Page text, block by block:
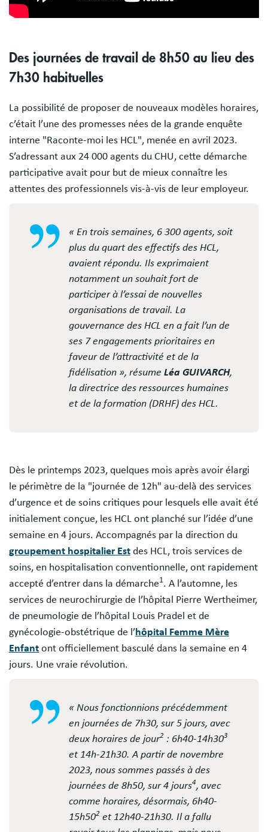
Des journées de travail de 8h50 au lieu des
7h30 habituelles
La possibilité de proposer de nouveaux modèles horaires,
c’était l’une des promesses nées de la grande enquête
interne "Raconte-moi les HCL", menée en avril 2023.
S’adressant aux 24 000 agents du CHU, cette démarche
participative avait pour but de mieux connaître les
attentes des professionnels vis-à-vis de leur employeur.
« En trois semaines, 6 300 agents, soit
plus du quart des effectifs des HCL,
avaient répondu. Ils exprimaient
notamment un souhait fort de
participer à l’essai de nouvelles
organisations de travail. La
gouvernance des HCL en a fait l’un de
ses 7 engagements prioritaires en
faveur de l’attractivité et de la
fidélisation », résume Léa GUIVARCH,
la directrice des ressources humaines
et de la formation (DRHF) des HCL.
Dès le printemps 2023, quelques mois après avoir élargi
le périmètre de la "journée de 12h" au-delà des services
d’urgence et de soins critiques pour lesquels elle avait été
initialement conçue, les HCL ont planché sur l’idée d’une
semaine en 4 jours. Accompagnés par la direction du
groupement hospitalier Est des HCL, trois services de
soins, en hospitalisation conventionnelle, ont rapidement
accepté d’entrer dans la démarche1. A l’automne, les
services de neurochirurgie de l’hôpital Pierre Wertheimer,
de pneumologie de l’hôpital Louis Pradel et de
gynécologie-obstétrique de l’hôpital Femme Mère
Enfant ont officiellement basculé dans la semaine en 4
jours. Une vraie révolution.
« Nous fonctionnions précédemment
en journées de 7h30, sur 5 jours, avec
deux horaires de jour2 : 6h40-14h303
et 14h-21h30. A partir de novembre
2023, nous sommes passés à des
journées de 8h50, sur 4 jours4, avec
comme horaires, désormais, 6h40-
15h502 et 12h40-21h30. Il a fallu